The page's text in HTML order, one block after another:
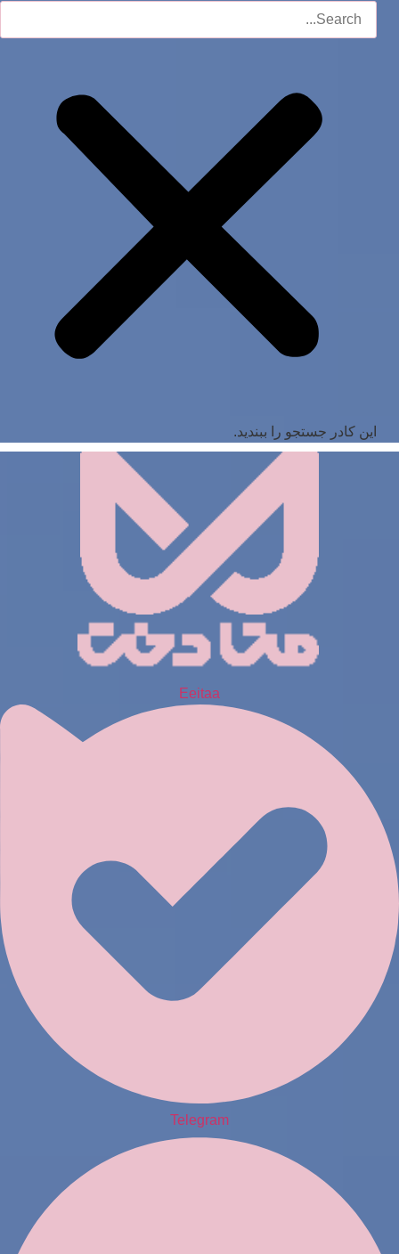
این کادر جستجو را ببندید.
Eeitaa
Telegram